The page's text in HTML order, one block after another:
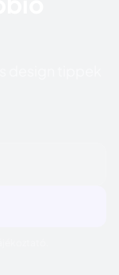
design tippek